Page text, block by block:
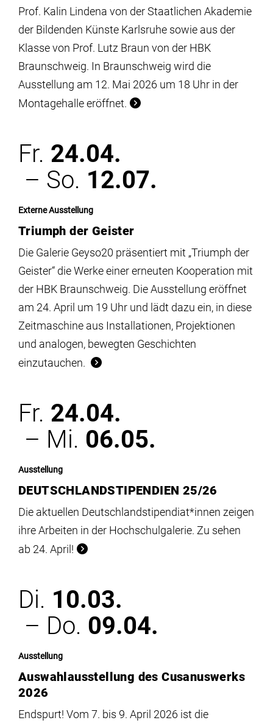
Prof. Kalin Lindena von der Staatlichen Akademie
der Bildenden Künste Karlsruhe sowie aus der
Klasse von Prof. Lutz Braun von der HBK
Braunschweig. In Braunschweig wird die
Ausstellung am 12. Mai 2026 um 18 Uhr in der
Montagehalle eröffnet.
Fr. 24.04.
– So. 12.07.
Externe Ausstellung
Triumph der Geister
Die Galerie Geyso20 präsentiert mit „Triumph der
Geister“ die Werke einer erneuten Kooperation mit
der HBK Braunschweig. Die Ausstellung eröffnet
am 24. April um 19 Uhr und lädt dazu ein, in diese
Zeitmaschine aus Installationen, Projektionen
und analogen, bewegten Geschichten
einzutauchen.
Fr. 24.04.
– Mi. 06.05.
Ausstellung
DEUTSCHLANDSTIPENDIEN 25/26
Die aktuellen Deutschlandstipendiat*innen zeigen
ihre Arbeiten in der Hochschulgalerie. Zu sehen
ab 24. April!
Di. 10.03.
– Do. 09.04.
Ausstellung
Auswahlausstellung des Cusanuswerks
2026
Endspurt! Vom 7. bis 9. April 2026 ist die